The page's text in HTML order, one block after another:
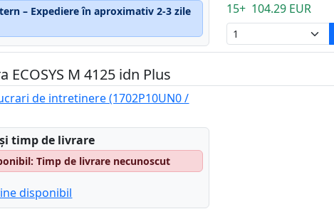
– Expediere în aproximativ 2-3 zile
15+ 104.29 EUR
M 4125 idn Plus
de intretinere (1702P10UN0 /
timp de livrare
Timp de livrare necunoscut
disponibil